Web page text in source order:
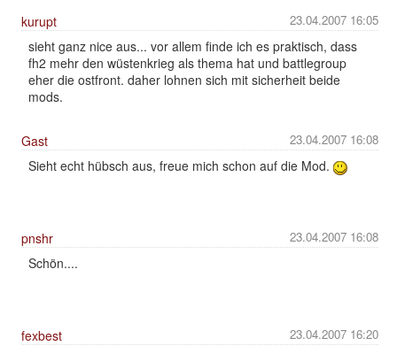
23.04.2007 16:05
kurupt
sieht ganz nice aus... vor allem finde ich es praktisch, dass
fh2 mehr den wüstenkrieg als thema hat und battlegroup
eher die ostfront. daher lohnen sich mit sicherheit beide
mods.
23.04.2007 16:08
Gast
Sieht echt hübsch aus, freue mich schon auf die Mod.
23.04.2007 16:08
pnshr
Schön....
23.04.2007 16:20
fexbest